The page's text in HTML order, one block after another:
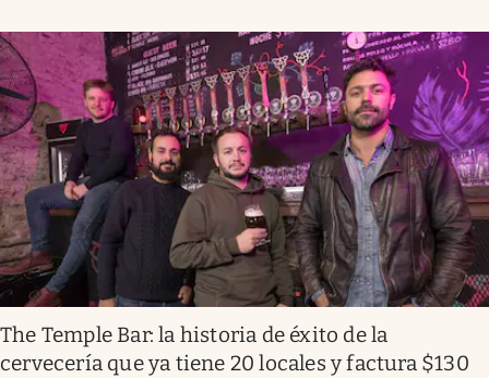
The Temple Bar: la historia de éxito de la
cervecería que ya tiene 20 locales y factura $130